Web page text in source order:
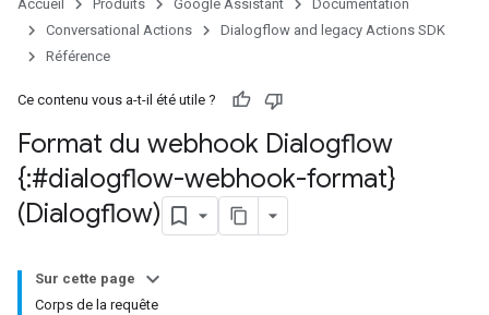
Accueil Produits Google Assistant
Documentation
Conversational Actions
Dialogflow and legacy Actions SDK
Référence
Ce contenu vous a-t-il été utile ?
Format du webhook Dialogflow
{:#dialogflow-webhook-format}
(Dialogflow)
Sur cette page
Corps de la requête